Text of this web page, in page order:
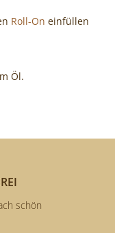
Roll-On einfüllen
Öl.
schön